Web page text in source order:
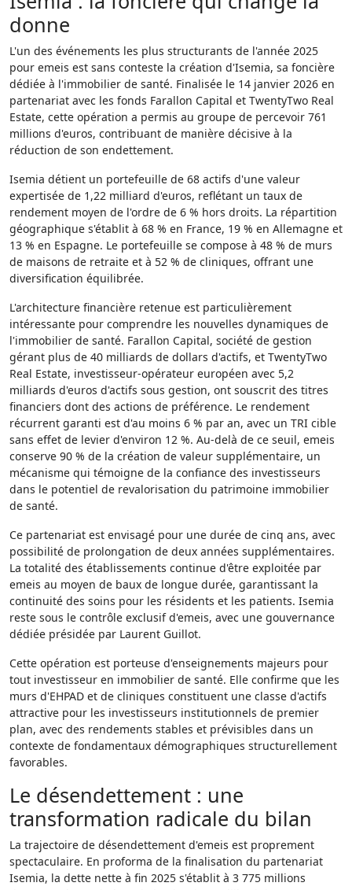
donne
L'un des événements les plus structurants de l'année 2025
pour emeis est sans conteste la création d'Isemia, sa foncière
dédiée à l'immobilier de santé. Finalisée le 14 janvier 2026 en
partenariat avec les fonds Farallon Capital et TwentyTwo Real
Estate, cette opération a permis au groupe de percevoir 761
millions d'euros, contribuant de manière décisive à la
réduction de son endettement.
Isemia détient un portefeuille de 68 actifs d'une valeur
expertisée de 1,22 milliard d'euros, reflétant un taux de
rendement moyen de l'ordre de 6 % hors droits. La répartition
géographique s'établit à 68 % en France, 19 % en Allemagne et
13 % en Espagne. Le portefeuille se compose à 48 % de murs
de maisons de retraite et à 52 % de cliniques, offrant une
diversification équilibrée.
L'architecture financière retenue est particulièrement
intéressante pour comprendre les nouvelles dynamiques de
l'immobilier de santé. Farallon Capital, société de gestion
gérant plus de 40 milliards de dollars d'actifs, et TwentyTwo
Real Estate, investisseur-opérateur européen avec 5,2
milliards d'euros d'actifs sous gestion, ont souscrit des titres
financiers dont des actions de préférence. Le rendement
récurrent garanti est d'au moins 6 % par an, avec un TRI cible
sans effet de levier d'environ 12 %. Au-delà de ce seuil, emeis
conserve 90 % de la création de valeur supplémentaire, un
mécanisme qui témoigne de la confiance des investisseurs
dans le potentiel de revalorisation du patrimoine immobilier
de santé.
Ce partenariat est envisagé pour une durée de cinq ans, avec
possibilité de prolongation de deux années supplémentaires.
La totalité des établissements continue d'être exploitée par
emeis au moyen de baux de longue durée, garantissant la
continuité des soins pour les résidents et les patients. Isemia
reste sous le contrôle exclusif d'emeis, avec une gouvernance
dédiée présidée par Laurent Guillot.
Cette opération est porteuse d'enseignements majeurs pour
tout investisseur en immobilier de santé. Elle confirme que les
murs d'EHPAD et de cliniques constituent une classe d'actifs
attractive pour les investisseurs institutionnels de premier
plan, avec des rendements stables et prévisibles dans un
contexte de fondamentaux démographiques structurellement
favorables.
Le désendettement : une
transformation radicale du bilan
La trajectoire de désendettement d'emeis est proprement
spectaculaire. En proforma de la finalisation du partenariat
Isemia, la dette nette à fin 2025 s'établit à 3 775 millions